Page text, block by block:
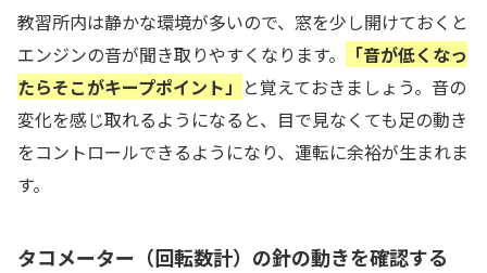
教習所内は静かな環境が多いので、窓を少し開けておくと
エンジンの音が聞き取りやすくなります。
「音が低くなっ
たらそこがキープポイント」 と覚えておきましょう。音の
変化を感じ取れるようになると、目で見なくても足の動き
をコントロールできるようになり、運転に余裕が生まれま
す。
タコメーター（回転数計）の針の動きを確認する